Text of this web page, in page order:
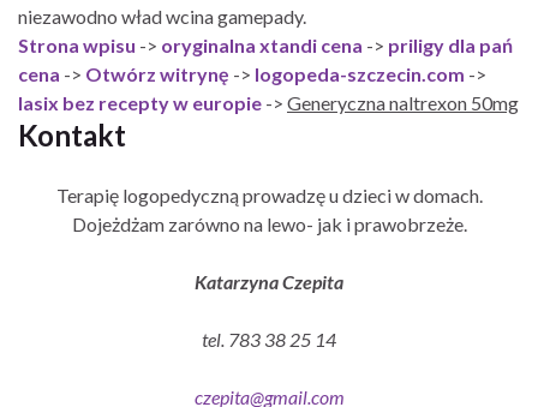
niezawodno wład wcina gamepady.
Strona wpisu -> oryginalna xtandi cena -> priligy dla pań
cena -> Otwórz witrynę -> logopeda-szczecin.com ->
lasix bez recepty w europie -> Generyczna naltrexon 50mg
Kontakt
Terapię logopedyczną prowadzę u dzieci w domach.
Dojeżdżam zarówno na lewo- jak i prawobrzeże.
Katarzyna Czepita
tel. 783 38 25 14
czepita@gmail.com